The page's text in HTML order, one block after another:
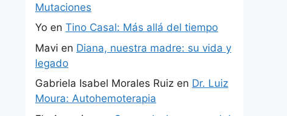
Mutaciones
Yo en Tino Casal: Más allá del tiempo
Mavi en Diana, nuestra madre: su vida y
legado
Gabriela Isabel Morales Ruiz en Dr. Luiz
Moura: Autohemoterapia